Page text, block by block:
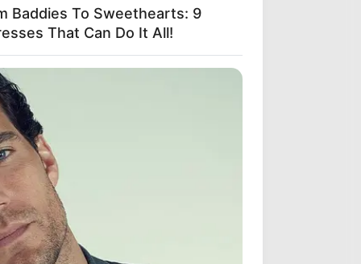
Baddies To Sweethearts: 9
That Can Do It All!
Where Nobody Dies